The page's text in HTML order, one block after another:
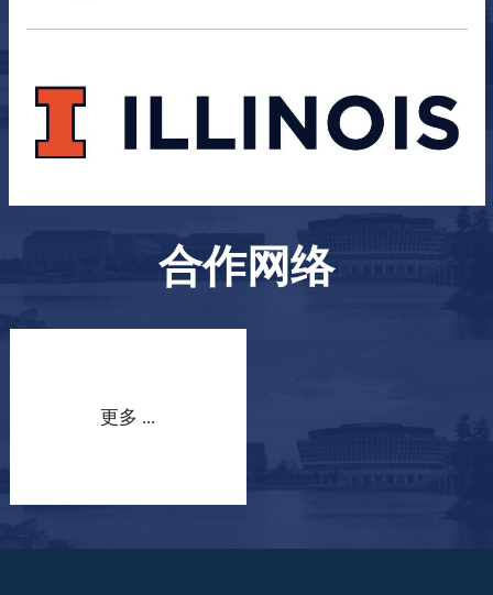
合作网络
更多 ...